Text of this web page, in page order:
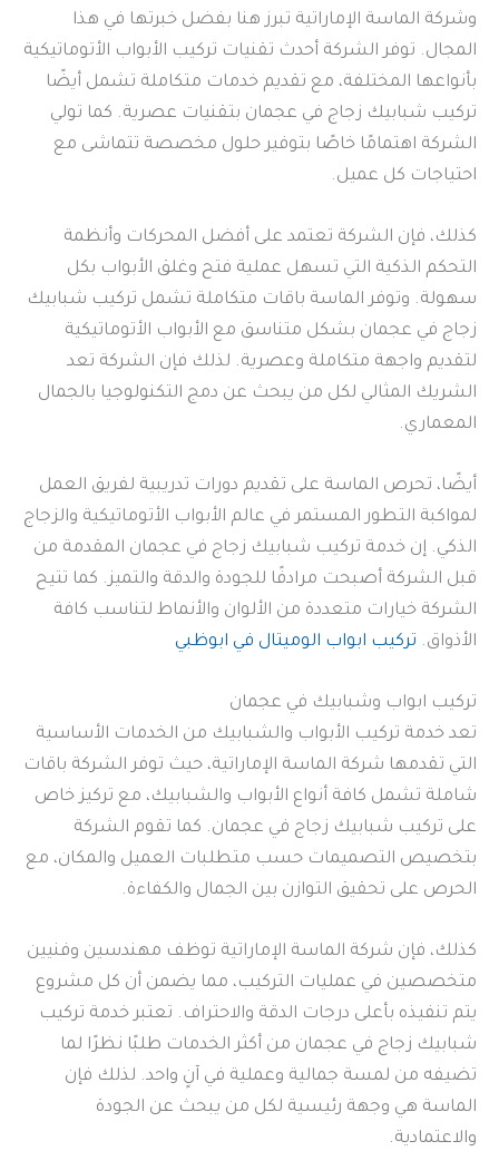
وشركة الماسة الإماراتية تبرز هنا بفضل خبرتها في هذا
المجال. توفر الشركة أحدث تقنيات تركيب الأبواب الأتوماتيكية
بأنواعها المختلفة، مع تقديم خدمات متكاملة تشمل أيضًا
تركيب شبابيك زجاج في عجمان بتقنيات عصرية. كما تولي
الشركة اهتمامًا خاصًا بتوفير حلول مخصصة تتماشى مع
احتياجات كل عميل.
كذلك، فإن الشركة تعتمد على أفضل المحركات وأنظمة
التحكم الذكية التي تسهل عملية فتح وغلق الأبواب بكل
سهولة. وتوفر الماسة باقات متكاملة تشمل تركيب شبابيك
زجاج في عجمان بشكل متناسق مع الأبواب الأتوماتيكية
لتقديم واجهة متكاملة وعصرية. لذلك فإن الشركة تعد
الشريك المثالي لكل من يبحث عن دمج التكنولوجيا بالجمال
المعماري.
أيضًا، تحرص الماسة على تقديم دورات تدريبية لفريق العمل
لمواكبة التطور المستمر في عالم الأبواب الأتوماتيكية والزجاج
الذكي. إن خدمة تركيب شبابيك زجاج في عجمان المقدمة من
قبل الشركة أصبحت مرادفًا للجودة والدقة والتميز. كما تتيح
الشركة خيارات متعددة من الألوان والأنماط لتناسب كافة
الأذواق. تركيب ابواب الوميتال في ابوظبي
تركيب ابواب وشبابيك في عجمان
تعد خدمة تركيب الأبواب والشبابيك من الخدمات الأساسية
التي تقدمها شركة الماسة الإماراتية، حيث توفر الشركة باقات
شاملة تشمل كافة أنواع الأبواب والشبابيك، مع تركيز خاص
على تركيب شبابيك زجاج في عجمان. كما تقوم الشركة
بتخصيص التصميمات حسب متطلبات العميل والمكان، مع
الحرص على تحقيق التوازن بين الجمال والكفاءة.
كذلك، فإن شركة الماسة الإماراتية توظف مهندسين وفنيين
متخصصين في عمليات التركيب، مما يضمن أن كل مشروع
يتم تنفيذه بأعلى درجات الدقة والاحتراف. تعتبر خدمة تركيب
شبابيك زجاج في عجمان من أكثر الخدمات طلبًا نظرًا لما
تضيفه من لمسة جمالية وعملية في آنٍ واحد. لذلك فإن
الماسة هي وجهة رئيسية لكل من يبحث عن الجودة
والاعتمادية.